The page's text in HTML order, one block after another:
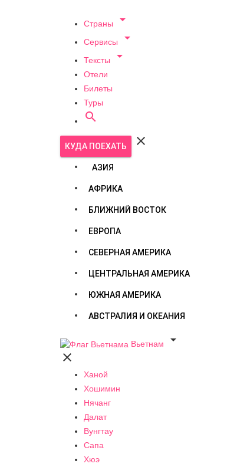
Страны 
Сервисы 
Тексты 
Отели
Билеты
Туры

КУДА ПОЕХАТЬ 
АЗИЯ
АФРИКА
БЛИЖНИЙ ВОСТОК
ЕВРОПА
СЕВЕРНАЯ АМЕРИКА
ЦЕНТРАЛЬНАЯ АМЕРИКА
ЮЖНАЯ АМЕРИКА
АВСТРАЛИЯ И ОКЕАНИЯ
Вьетнам


Ханой
Хошимин
Нячанг
Далат
Вунгтау
Сапа
Хюэ